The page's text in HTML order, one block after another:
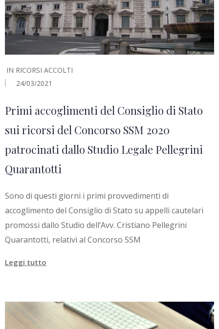
IN RICORSI ACCOLTI
24/03/2021
Primi accoglimenti del Consiglio di Stato
sui ricorsi del Concorso SSM 2020
patrocinati dallo Studio Legale Pellegrini
Quarantotti
Sono di questi giorni i primi provvedimenti di
accoglimento del Consiglio di Stato su appelli cautelari
promossi dallo Studio dell’Avv. Cristiano Pellegrini
Quarantotti, relativi al Concorso SSM
Leggi tutto